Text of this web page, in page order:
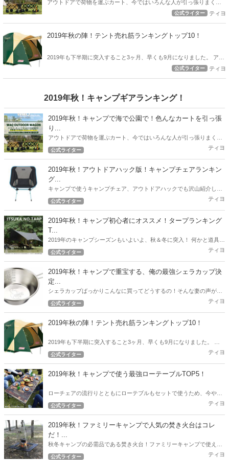
アウトドアで荷物を運ぶカート、今ではいろんな人が引っ張りまくっ
てますね。 ファミキャンスタイルの筆者もこれまで、様々なカートを
ート情報をお届けします！
公式ライター ティヨ
2019年秋の陣！テント売れ筋ランキングトップ10！
2019年も下半期に突入すること3ヶ月、早くも9月になりました。 アウ
トドアハックでは下半期突入時点から現在売れているテントのトップ
公式ライター ティヨ
2019年秋！キャンプギアランキング！
2019年秋！キャンプで海で公園で！色んなカートを引っ張
り...
アウトドアで荷物を運ぶカート、今ではいろんな人が引っ張りまくっ
てますね。 ファミキャンスタイルの筆者もこれまで、様々なカートを
カート情報をお届けします！
公式ライター ティヨ
2019年秋！アウトドアハック版！キャンプチェアランキン
グ...
キャンプで使うキャンプチェア、アウトドアハックでも沢山紹介して
いますが、ここで2019年秋！最新版の人気チェアランキングを紹介し
公式ライター ティヨ
2019年秋！キャンプ初心者にオススメ！タープランキング
T...
2019年のキャンプシーズンもいよいよ、秋＆冬に突入！ 何かと道具が
必要なキャンプ！できるだけ予算を押さえて一通りのギアを用意した
公式ライター ティヨ
2019年秋！キャンプで重宝する、俺の最強シェラカップ決
定...
シェラカップばっかりこんなに買ってどうするの！そんな妻の声が聞
こえてきそうな2019年秋。 とにかくキャンプで重宝した筆者のおすす
公式ライター ティヨ
2019年秋の陣！テント売れ筋ランキングトップ10！
2019年も下半期に突入すること3ヶ月、早くも9月になりました。 ア
ウトドアハックでは下半期突入時点から現在売れているテントのトッ
公式ライター ティヨ
2019年秋！キャンプで使う最強ローテーブルTOP5！
ローチェアの流行りとともにローテブルもセットで使うため、今やロ
ーテーブルの沢山の選択肢が出てきました。 今回は2019年秋！キャン
公式ライター ティヨ
2019年秋！ファミリーキャンプで人気の焚き火台はコレ
だ！...
秋冬キャンプの必需品である焚き火台！ファミリーキャンプで使える
人気の焚き火台をアウトドアハック独自の調査で徹底リサーチ！2019
公式ライター ティヨ